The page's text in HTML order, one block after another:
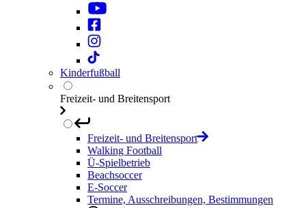
Kinderfußball
Freizeit- und Breitensport
Freizeit- und Breitensport
Walking Football
Ü-Spielbetrieb
Beachsoccer
E-Soccer
Termine, Ausschreibungen, Bestimmungen